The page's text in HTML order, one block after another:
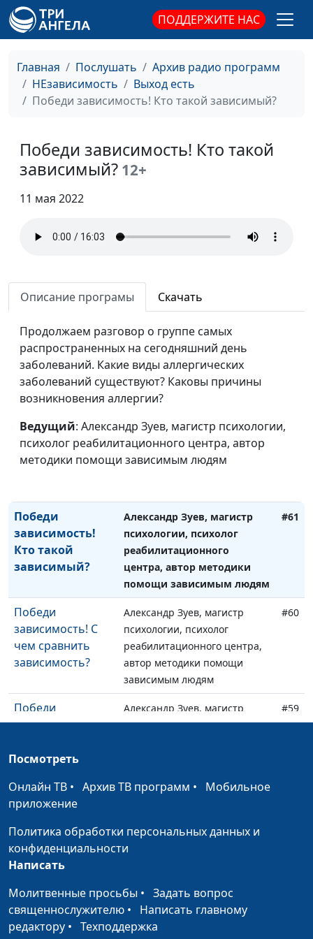
ПОДДЕРЖИТЕ НАС
Главная Послушать
Архив радио программ
НЕзависимость
Выход есть
Победи зависимость! Кто такой зависимый?
Победи зависимость! Кто такой
зависимый? 12+
11 мая 2022
Описание програмы Скачать
Продолжаем разговор о группе самых
распространенных на сегодняшний день
заболеваний. Какие виды аллергических
заболеваний существуют? Каковы причины
возникновения аллергии?
Ведущий: Александр Зуев, магистр психологии,
психолог реабилитационного центра, автор
методики помощи зависимым людям
поведения зависимым людям
Победи
Созависимость
Александр Зуев, магистр
реабилитационного центра,
автор методики помощи
зависимым людям
#66
зависимость!
Причины
поведения
психологии, психолог
реабилитационного центра,
Победи
зависимость!
формирования
аддикции
автор методики помощи
зависимым людям
Победи
зависимость!
Признаки
зависимости
психологии, психолог
реабилитационного центра,
автор методики помощи
зависимым людям
Победи
зависимость!
Нехимические
зависимости
Александр Зуев, магистр
психологии, психолог
реабилитационного центра,
#62
Победи
зависимость!
Кто такой
зависимый?
Александр Зуев, магистр
психологии, психолог
реабилитационного
центра, автор методики
помощи зависимым людям
#61
Победи
зависимость! С
чем сравнить
зависимость?
Александр Зуев, магистр
психологии, психолог
реабилитационного центра,
автор методики помощи
зависимым людям
#60
Победи
зависимость! Что
зависимость?
Александр Зуев, магистр
психологии, психолог
#59
Я смогу бросить
алкогольной
зависимости
проектов «За здоровый образ
жизни», член Лиги здоровья
Я смогу бросить
пить! Развитие
навыков
Сергей Смирнов,
руководитель социальных
проектов «За здоровый образ
Посмотреть
Онлайн ТВ • Архив ТВ программ • Мобильное
приложение
Политика обработки персональных данных и
конфиденциальности
Написать
Молитвенные просьбы • Задать вопрос
священнослужителю • Написать главному
редактору • Техподдержка